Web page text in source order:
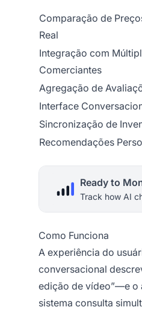
Comparação de
Real
Integração com
Comerciantes
Agregação de
Interface
Sincronização de
Recomendações
Ready to
Track how AI
Como Funciona
A experiência do
conversacional
edição de vídeo”—e o
sistema consulta